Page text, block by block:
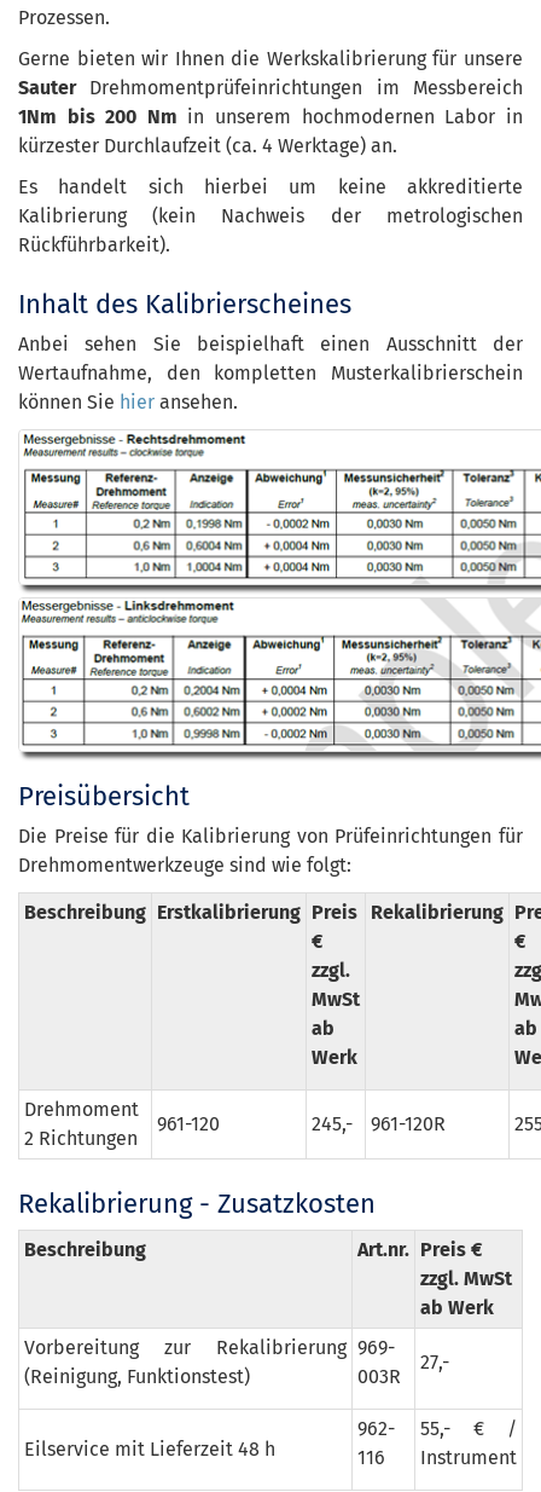
Prozessen.
Gerne bieten wir Ihnen die Werkskalibrierung für unsere
SauterDrehmomentprüfeinrichtungen im Messbereich
1Nm bis 200 Nm in unserem hochmodernen Labor in
kürzester Durchlaufzeit (ca. 4 Werktage) an.
Es handelt sich hierbei um keine akkreditierte
Kalibrierung (kein Nachweis der metrologischen
Rückführbarkeit).
Inhalt des Kalibrierscheines
Anbei sehen Sie beispielhaft einen Ausschnitt der
Wertaufnahme, den kompletten Musterkalibrierschein
können Sie hier ansehen.
Preisübersicht
Die Preise für die Kalibrierung von Prüfeinrichtungen für
Drehmomentwerkzeuge sind wie folgt:
Beschreibung Erstkalibrierung Preis
€
zzgl.
MwSt
ab
Werk
Rekalibrierung
€
ab
Drehmoment
2 Richtungen
961-120 245,- 961-120R
Rekalibrierung - Zusatzkosten
Beschreibung Art.nr. Preis €
zzgl. MwSt
ab Werk
Vorbereitung zur Rekalibrierung
(Reinigung, Funktionstest)
969-
003R
27,-
Eilservice mit Lieferzeit 48 h
962-
116
55,- € /
Instrument